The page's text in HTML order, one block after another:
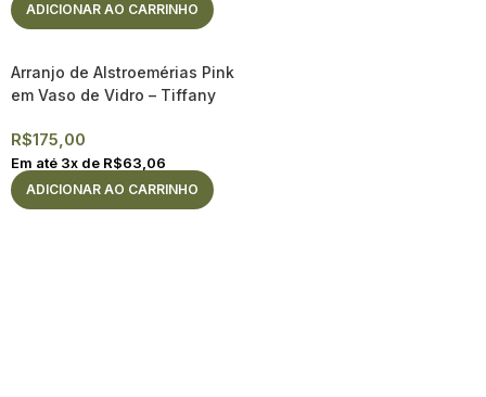
ADICIONAR AO CARRINHO
Arranjo de Alstroemérias Pink
em Vaso de Vidro – Tiffany
R$175,00
Em até 3x de R$63,06
ADICIONAR AO CARRINHO